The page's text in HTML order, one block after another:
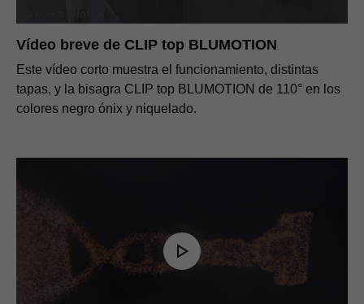
Vídeo breve de CLIP top BLUMOTION
Este vídeo corto muestra el funcionamiento, distintas
tapas, y la bisagra CLIP top BLUMOTION de 110° en los
colores negro ónix y niquelado.